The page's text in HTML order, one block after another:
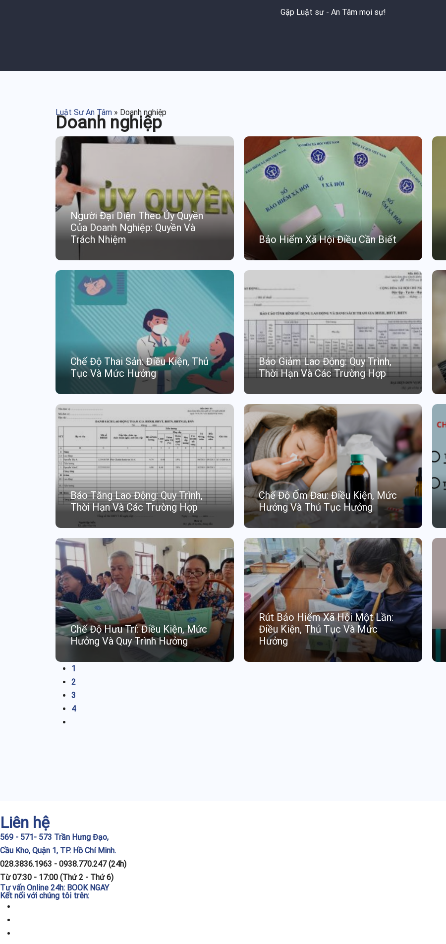
Gặp Luật sư - An Tâm mọi sự!
Luật Sư An Tâm » Doanh nghiệp
Doanh nghiệp
Người Đại Diện Theo Ủy Quyền
Của Doanh Nghiệp: Quyền Và
Trách Nhiệm
Bảo Hiểm Xã Hội Điều Cần Biết
Chế Độ Thai Sản: Điều Kiện, Thủ
Tục Và Mức Hưởng
Báo Giảm Lao Động: Quy Trình,
Thời Hạn Và Các Trường Hợp
Báo Tăng Lao Động: Quy Trình,
Thời Hạn Và Các Trường Hợp
Chế Độ Ốm Đau: Điều Kiện, Mức
Hưởng Và Thủ Tục Hưởng
Chế Độ Hưu Trí: Điều Kiện, Mức
Hưởng Và Quy Trình Hưởng
Rút Bảo Hiểm Xã Hội Một Lần:
Điều Kiện, Thủ Tục Và Mức
Hưởng
1
2
3
4
Liên hệ
569 - 571- 573 Trần Hưng Đạo,
Cầu Kho, Quận 1, TP. Hồ Chí Minh.
028.3836.1963 - 0938.770.247 (24h)
Từ 07:30 - 17:00 (Thứ 2 - Thứ 6)
Tư vấn Online 24h: BOOK NGAY
Kết nối với chúng tôi trên: